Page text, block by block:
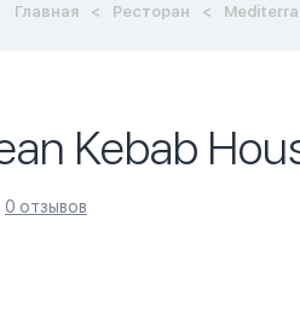
Главная Ресторан
Kebab
0 отзывов